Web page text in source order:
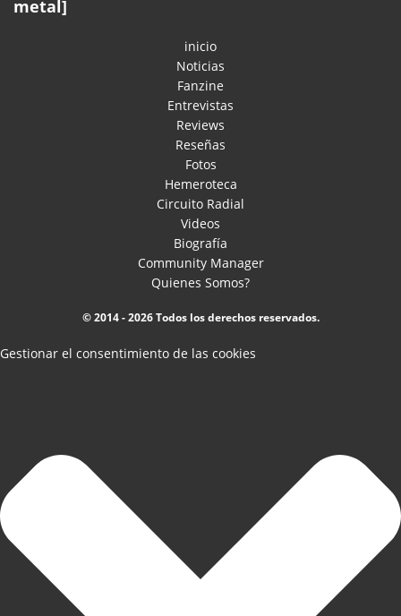
metal]
inicio
Noticias
Fanzine
Entrevistas
Reviews
Reseñas
Fotos
Hemeroteca
Circuito Radial
Videos
Biografía
Community Manager
Quienes Somos?
© 2014 - 2026 Todos los derechos reservados.
Gestionar el consentimiento de las cookies